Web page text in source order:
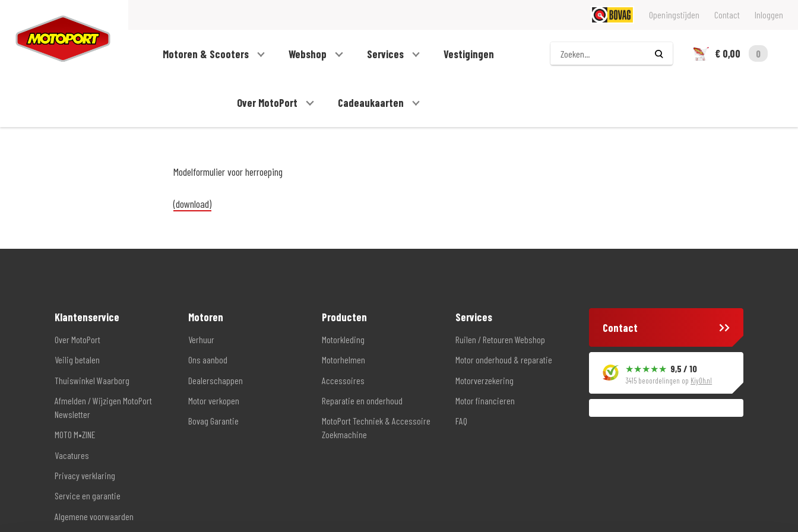
Openingstijden Contact Inloggen
Motoren & Scooters Webshop Services Vestigingen
Over MotoPort Cadeaukaarten
Zoeken
€ 0,00
0
Modelformulier voor herroeping
(download)
Klantenservice
Over MotoPort
Veilig betalen
Thuiswinkel Waarborg
Afmelden / Wijzigen MotoPort
Newsletter
MOTO M•ZINE
Vacatures
Privacy verklaring
Service en garantie
Algemene voorwaarden
Motoren
Verhuur
Ons aanbod
Dealerschappen
Motor verkopen
Bovag Garantie
Producten
Motorkleding
Motorhelmen
Accessoires
Reparatie en onderhoud
MotoPort Techniek & Accessoire
Zoekmachine
Services
Ruilen / Retouren Webshop
Motor onderhoud & reparatie
Motorverzekering
Motor financieren
FAQ
Contact
9,5 / 10
3415 beoordelingen op KiyOh.nl